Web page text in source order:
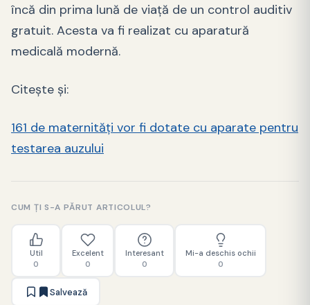
încă din prima lună de viață de un control auditiv
gratuit. Acesta va fi realizat cu aparatură
medicală modernă.
Citește și:
161 de maternități vor fi dotate cu aparate pentru
testarea auzului
CUM ȚI S-A PĂRUT ARTICOLUL?
Util
0
Excelent
0
Interesant
0
Mi-a deschis ochii
0
Salvează